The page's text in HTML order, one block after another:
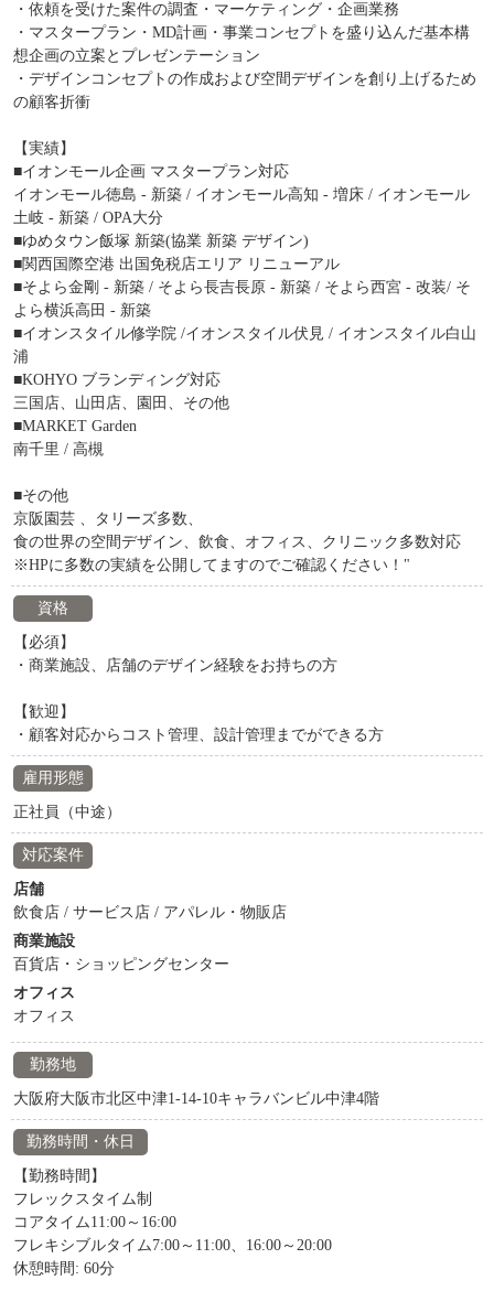
・依頼を受けた案件の調査・マーケティング・企画業務
・マスタープラン・MD計画・事業コンセプトを盛り込んだ基本構
想企画の立案とプレゼンテーション
・デザインコンセプトの作成および空間デザインを創り上げるため
の顧客折衝
【実績】
■イオンモール企画 マスタープラン対応
イオンモール徳島 - 新築 / イオンモール高知 - 増床 / イオンモール
土岐 - 新築 / OPA大分
■ゆめタウン飯塚 新築(協業 新築 デザイン)
■関西国際空港 出国免税店エリア リニューアル
■そよら金剛 - 新築 / そよら長吉長原 - 新築 / そよら西宮 - 改装/ そ
よら横浜高田 - 新築
■イオンスタイル修学院 /イオンスタイル伏見 / イオンスタイル白山
浦
■KOHYO ブランディング対応
三国店、山田店、園田、その他
■MARKET Garden
南千里 / 高槻
■その他
京阪園芸 、タリーズ多数、
食の世界の空間デザイン、飲食、オフィス、クリニック多数対応
※HPに多数の実績を公開してますのでご確認ください！"
資格
【必須】
・商業施設、店舗のデザイン経験をお持ちの方
【歓迎】
・顧客対応からコスト管理、設計管理までができる方
雇用形態
正社員（中途）
対応案件
店舗
飲食店 / サービス店 / アパレル・物販店
商業施設
百貨店・ショッピングセンター
オフィス
オフィス
勤務地
大阪府大阪市北区中津1-14-10キャラバンビル中津4階
勤務時間・休日
【勤務時間】
フレックスタイム制
コアタイム11:00～16:00
フレキシブルタイム7:00～11:00、16:00～20:00
休憩時間: 60分